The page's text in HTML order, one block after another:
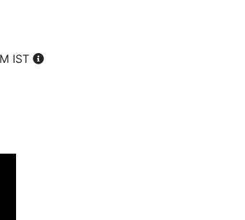
IST